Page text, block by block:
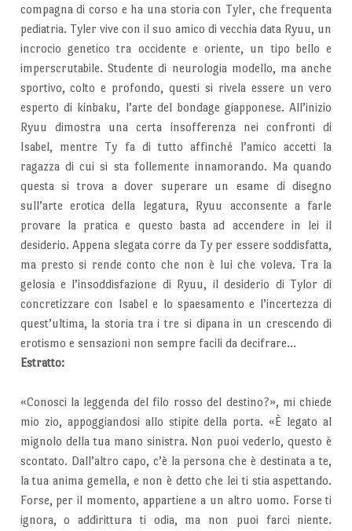
compagna di corso e ha una storia con Tyler, che frequenta
pediatria. Tyler vive con il suo amico di vecchia data Ryuu, un
incrocio genetico tra occidente e oriente, un tipo bello e
imperscrutabile. Studente di neurologia modello, ma anche
sportivo, colto e profondo, questi si rivela essere un vero
esperto di kinbaku, l’arte del bondage giapponese. All’inizio
Ryuu dimostra una certa insofferenza nei confronti di
Isabel, mentre Ty fa di tutto affinché l’amico accetti la
ragazza di cui si sta follemente innamorando. Ma quando
questa si trova a dover superare un esame di disegno
sull’arte erotica della legatura, Ryuu acconsente a farle
provare la pratica e questo basta ad accendere in lei il
desiderio. Appena slegata corre da Ty per essere soddisfatta,
ma presto si rende conto che non è lui che voleva. Tra la
gelosia e l’insoddisfazione di Ryuu, il desiderio di Tylor di
concretizzare con Isabel e lo spaesamento e l’incertezza di
quest’ultima, la storia tra i tre si dipana in un crescendo di
erotismo e sensazioni non sempre facili da decifrare…
Estratto:
«Conosci la leggenda del filo rosso del destino?», mi chiede
mio zio, appoggiandosi allo stipite della porta. «È legato al
mignolo della tua mano sinistra. Non puoi vederlo, questo è
scontato. Dall’altro capo, c’è la persona che è destinata a te,
la tua anima gemella, e non è detto che lei ti stia aspettando.
Forse, per il momento, appartiene a un altro uomo. Forse ti
ignora, o addirittura ti odia, ma non puoi farci niente.